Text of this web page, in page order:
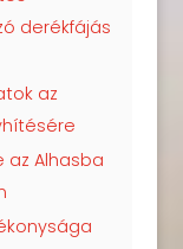
derékfájás
az
az Alhasba